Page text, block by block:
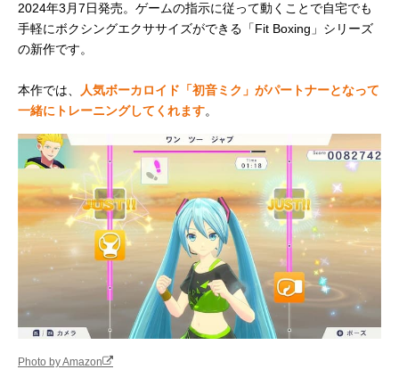
2024年3月7日発売。ゲームの指示に従って動くことで自宅でも
手軽にボクシングエクササイズができる「Fit Boxing」シリーズ
の新作です。
本作では、
人気ボーカロイド「初音ミク」がパートナーとなって
一緒にトレーニングしてくれます。
Photo by Amazon